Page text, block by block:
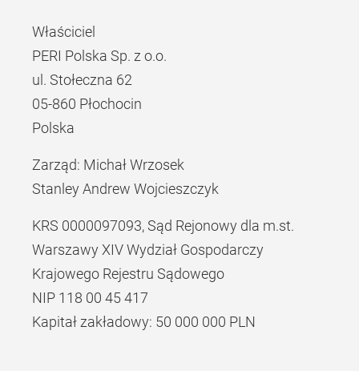
Właściciel
PERI Polska Sp. z o.o.
ul. Stołeczna 62
05-860 Płochocin
Polska
Zarząd: Michał Wrzosek
Stanley Andrew Wojcieszczyk
KRS 0000097093, Sąd Rejonowy dla m.st.
Warszawy XIV Wydział Gospodarczy
Krajowego Rejestru Sądowego
NIP 118 00 45 417
Kapitał zakładowy: 50 000 000 PLN